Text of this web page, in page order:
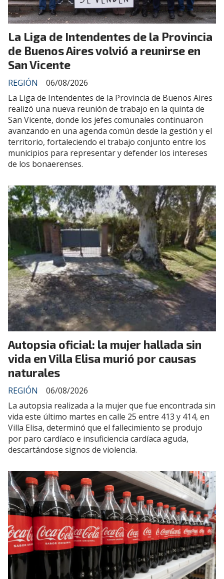
La Liga de Intendentes de la Provincia
de Buenos Aires volvió a reunirse en
San Vicente
REGIÓN
06/08/2026
La Liga de Intendentes de la Provincia de Buenos Aires
realizó una nueva reunión de trabajo en la quinta de
San Vicente, donde los jefes comunales continuaron
avanzando en una agenda común desde la gestión y el
territorio, fortaleciendo el trabajo conjunto entre los
municipios para representar y defender los intereses
de los bonaerenses.
Autopsia oficial: la mujer hallada sin
vida en Villa Elisa murió por causas
naturales
REGIÓN
06/08/2026
La autopsia realizada a la mujer que fue encontrada sin
vida este último martes en calle 25 entre 413 y 414, en
Villa Elisa, determinó que el fallecimiento se produjo
por paro cardíaco e insuficiencia cardíaca aguda,
descartándose signos de violencia.